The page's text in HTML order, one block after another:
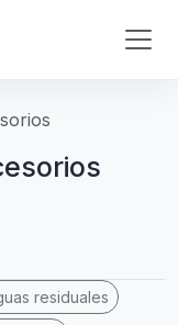
residuales